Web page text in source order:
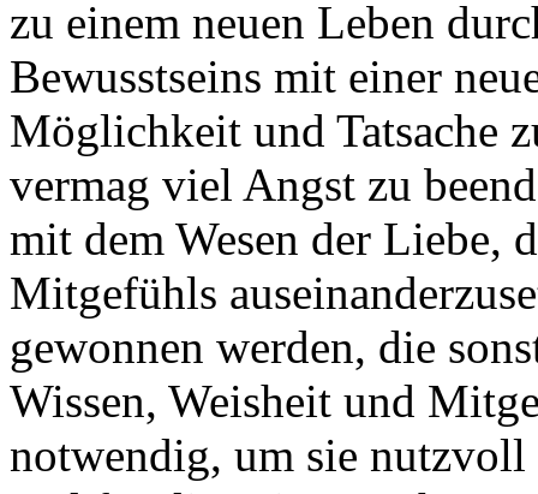
zu einem neuen Leben
Bewusstseins mit einer
Möglichkeit und Tatsache
vermag viel Angst zu
mit dem Wesen der Liebe,
Mitgefühls
gewonnen werden, die
Wissen, Weisheit und
notwendig, um sie